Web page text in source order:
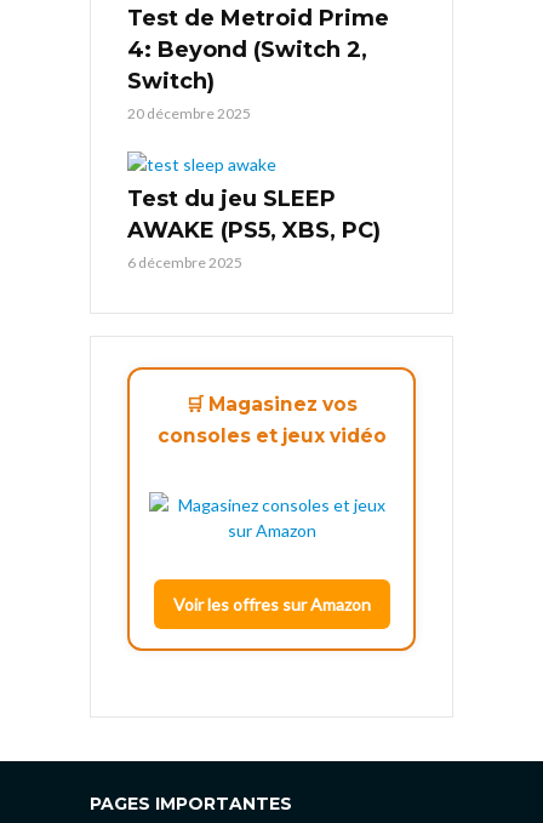
Test de Metroid Prime
4: Beyond (Switch 2,
Switch)
20 décembre 2025
Test du jeu SLEEP
AWAKE (PS5, XBS, PC)
6 décembre 2025
🛒 Magasinez vos
consoles et jeux vidéo
Voir les offres sur Amazon
PAGES IMPORTANTES